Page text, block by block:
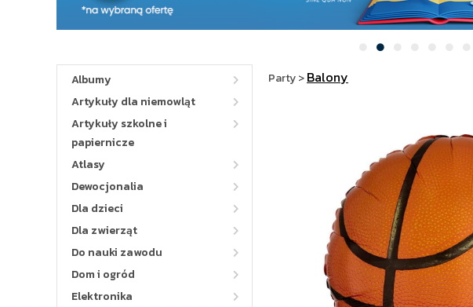
Albumy
Artykuły dla niemowląt
Artykuły szkolne i
papiernicze
Atlasy
Dewocjonalia
Dla dzieci
Dla zwierząt
Do nauki zawodu
Dom i ogród
Elektronika
Party>Balony